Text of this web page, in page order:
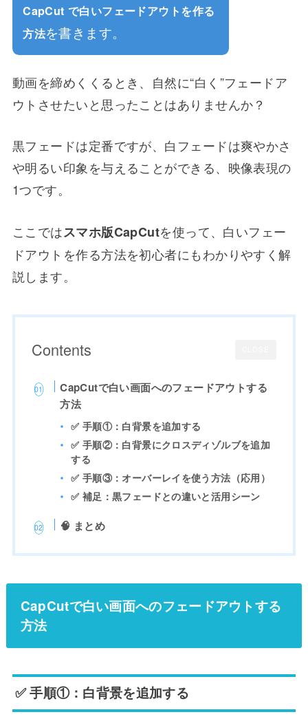
CapCut で白いフェードアウトを作る
方法を書きます。
動画を締めくくるとき、自然に“白く”フェードア
ウトさせたいと思ったことはありませんか？
黒フェードは定番ですが、白フェードは爽やかさ
や明るい印象を与えることができる、映像表現の
1つです。
ここではスマホ版CapCutを使って、白いフェー
ドアウトを作る方法を初心者にもわかりやすく解
説します。
Contents
CapCutで白い画面へのフェードアウトする
方法
✅ 手順①：白背景を追加する
✅ 手順②：白背景にクロスディゾルブを追加
する
✅ 手順③：オーバーレイを使う方法（応用）
✅ 補足：黒フェードとの違いと活用シーン
🧠 まとめ
CapCutで白い画面へのフェードアウトする
方法
✅ 手順①：白背景を追加する